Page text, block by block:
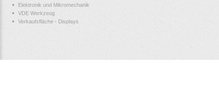
Elektronik und Mikromechanik
VDE Werkzeug
Verkaufsfläche - Displays